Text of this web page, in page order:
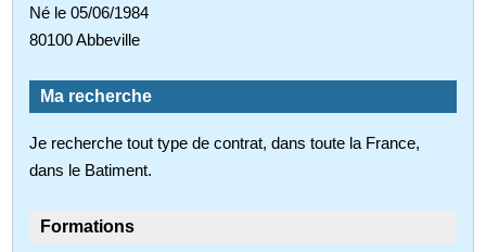
Né le 05/06/1984
80100 Abbeville
Ma recherche
Je recherche tout type de contrat, dans toute la France,
dans le Batiment.
Formations